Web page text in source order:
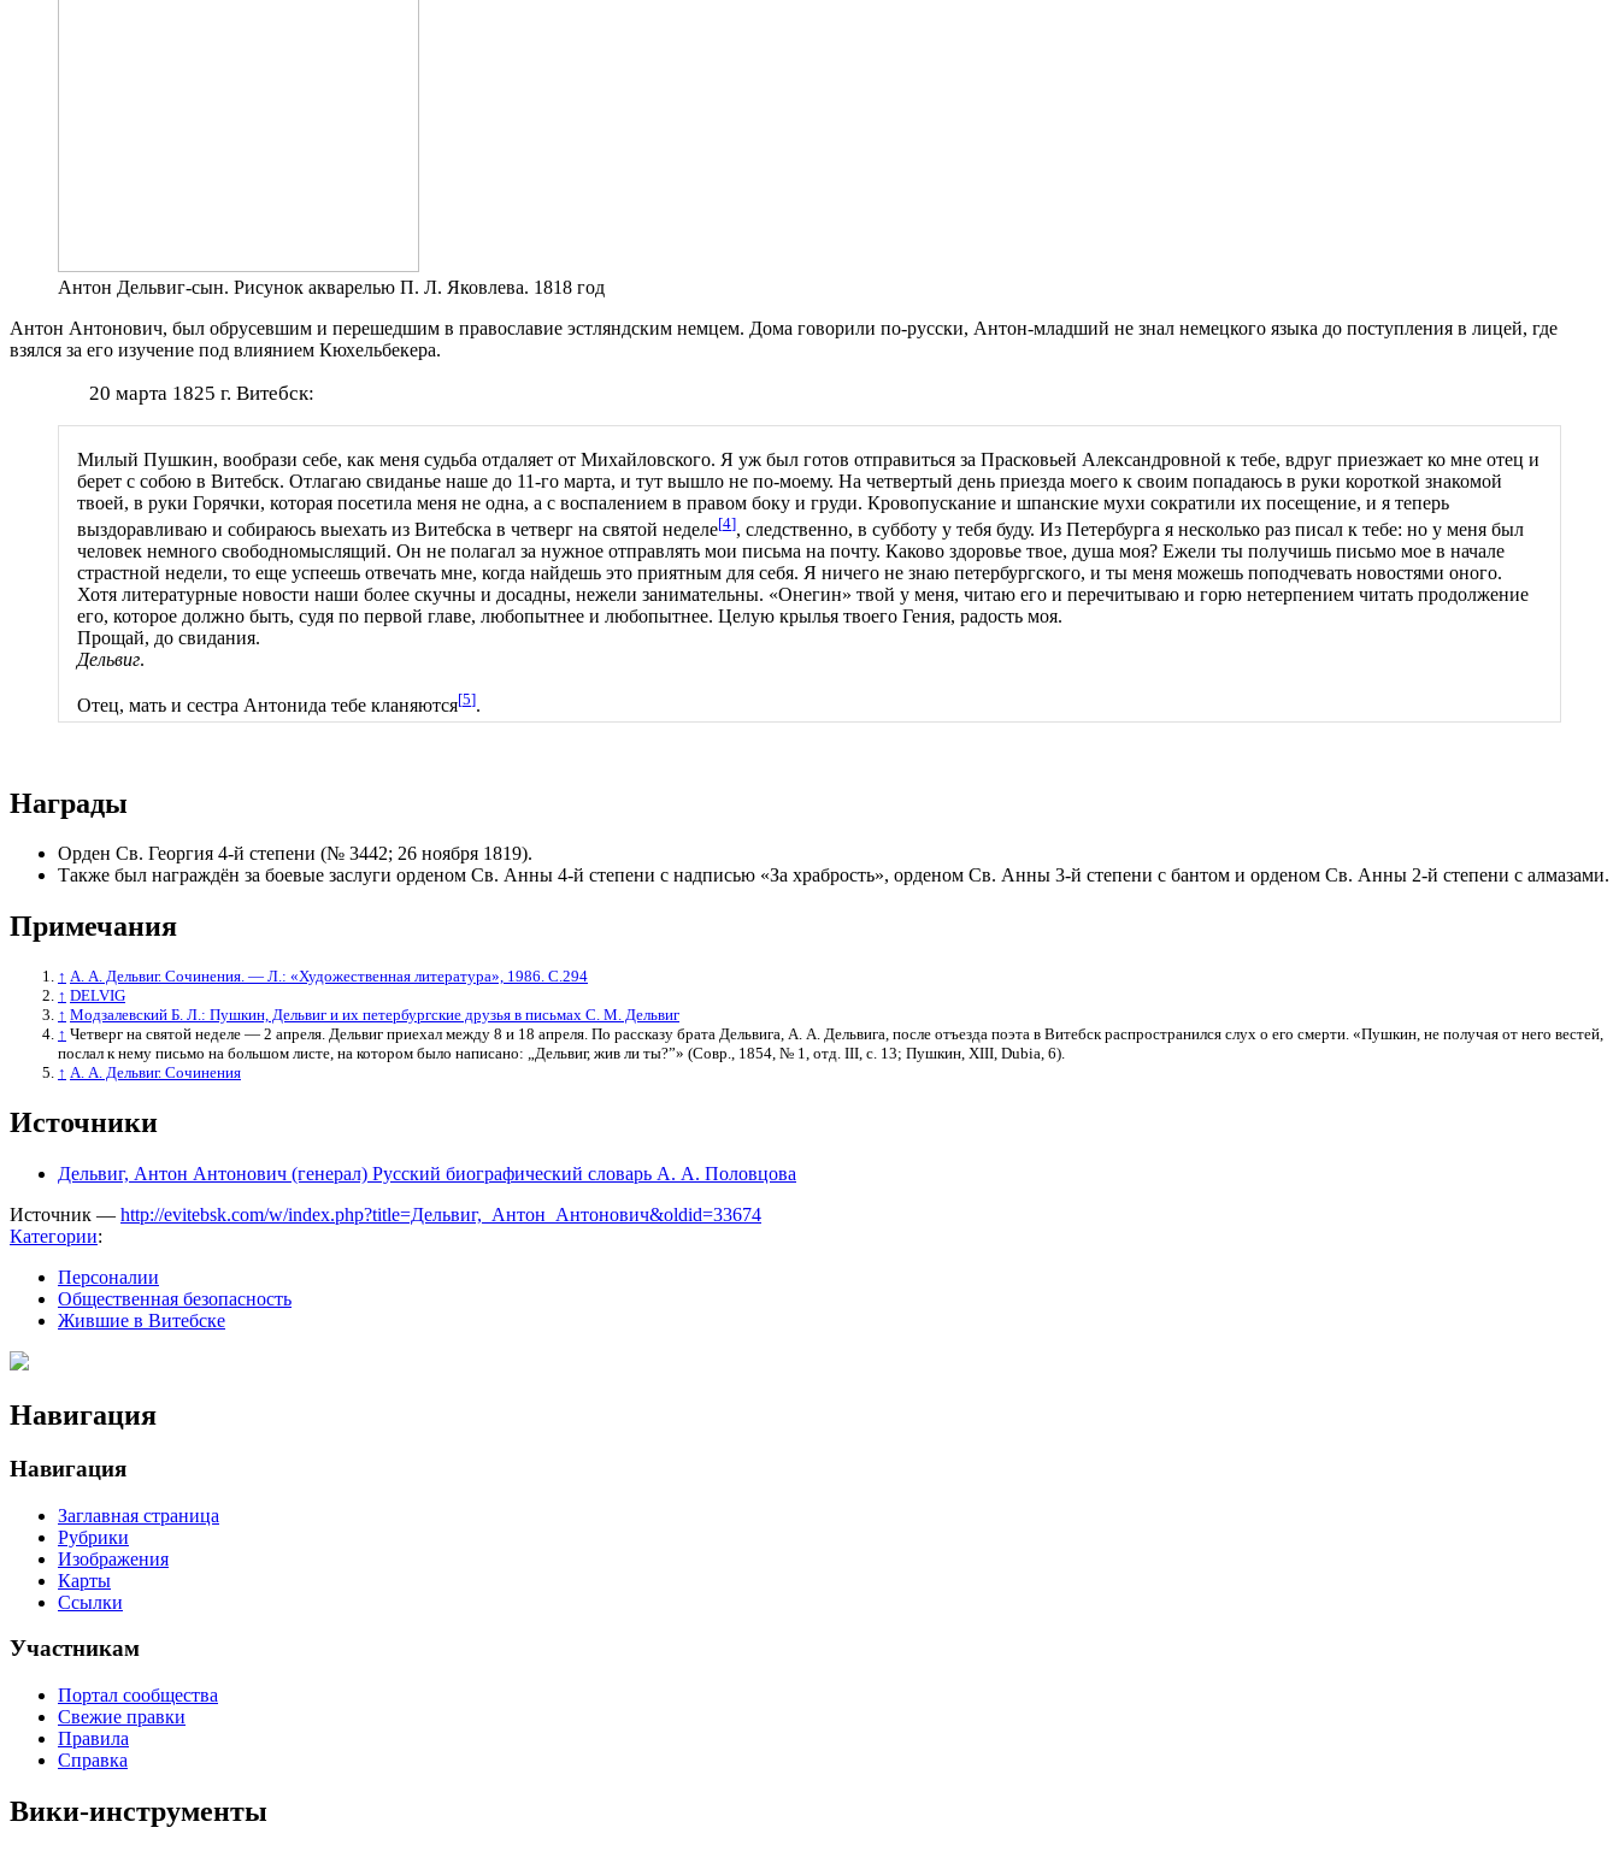
Антон Дельвиг-сын. Рисунок акварелью П. Л. Яковлева. 1818 год
Антон Антонович, был обрусевшим и перешедшим в православие эстляндским немцем. Дома говорили по-русски, Антон-младший не знал немецкого языка до поступления в лицей, где
взялся за его изучение под влиянием Кюхельбекера.
20 марта 1825 г. Витебск:
Милый Пушкин, вообрази себе, как меня судьба отдаляет от Михайловского. Я уж был готов отправиться за Прасковьей Александровной к тебе, вдруг приезжает ко мне отец и
берет с собою в Витебск. Отлагаю свиданье наше до 11-го марта, и тут вышло не по-моему. На четвертый день приезда моего к своим попадаюсь в руки короткой знакомой
твоей, в руки Горячки, которая посетила меня не одна, а с воспалением в правом боку и груди. Кровопускание и шпанские мухи сократили их посещение, и я теперь
выздоравливаю и собираюсь выехать из Витебска в четверг на святой неделе[4], следственно, в субботу у тебя буду. Из Петербурга я несколько раз писал к тебе: но у меня был
человек немного свободномыслящий. Он не полагал за нужное отправлять мои письма на почту. Каково здоровье твое, душа моя? Ежели ты получишь письмо мое в начале
страстной недели, то еще успеешь отвечать мне, когда найдешь это приятным для себя. Я ничего не знаю петербургского, и ты меня можешь поподчевать новостями оного.
Хотя литературные новости наши более скучны и досадны, нежели занимательны. «Онегин» твой у меня, читаю его и перечитываю и горю нетерпением читать продолжение
его, которое должно быть, судя по первой главе, любопытнее и любопытнее. Целую крылья твоего Гения, радость моя.
Прощай, до свидания.
Дельвиг.
Отец, мать и сестра Антонида тебе кланяются[5].
Награды
Орден Св. Георгия 4-й степени (№ 3442; 26 ноября 1819).
Также был награждён за боевые заслуги орденом Св. Анны 4-й степени с надписью «За храбрость», орденом Св. Анны 3-й степени с бантом и орденом Св. Анны 2-й степени с алмазами.
Примечания
↑ А. А. Дельвиг. Сочинения. — Л.: «Художественная литература», 1986. С.294
↑ DELVIG
↑ Модзалевский Б. Л.: Пушкин, Дельвиг и их петербургские друзья в письмах С. М. Дельвиг
↑ Четверг на святой неделе — 2 апреля. Дельвиг приехал между 8 и 18 апреля. По рассказу брата Дельвига, А. А. Дельвига, после отъезда поэта в Витебск распространился слух о его смерти. «Пушкин, не получая от него вестей,
послал к нему письмо на большом листе, на котором было написано: „Дельвиг, жив ли ты?”» (Совр., 1854, № 1, отд. III, с. 13; Пушкин, XIII, Dubia, 6).
↑ А. А. Дельвиг. Сочинения
Источники
Дельвиг, Антон Антонович (генерал) Русский биографический словарь А. А. Половцова
Источник — http://evitebsk.com/w/index.php?title=Дельвиг,_Антон_Антонович&oldid=33674
Категории:
Персоналии
Общественная безопасность
Жившие в Витебске
Навигация
Навигация
Заглавная страница
Рубрики
Изображения
Карты
Ссылки
Участникам
Портал сообщества
Свежие правки
Правила
Справка
Вики-инструменты